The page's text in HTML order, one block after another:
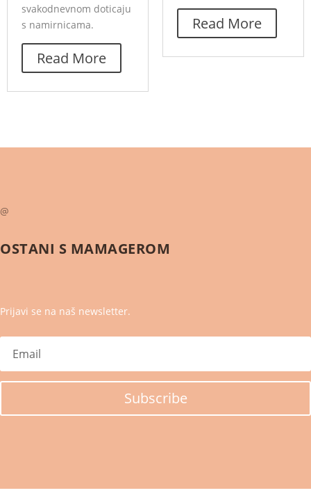
svakodnevnom doticaju
s namirnicama.
Read More
Read More
@
OSTANI S MAMAGEROM
Prijavi se na naš newsletter.
Subscribe